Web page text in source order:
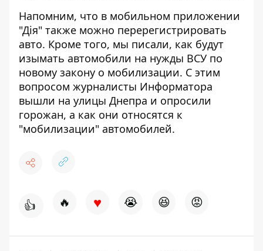
Напомним, что в мобильном приложении
"Дія" также можно перерегистрировать
авто. Кроме того, мы писали, как будут
изымать автомобили на нужды ВСУ по
новому закону о мобилизации. С этим
вопросом журналисты Информатора
вышли на улицы Днепра и опросили
горожан, а как они относятся к
"мобилизации" автомобилей.
👍 🔥 ♥ 😭 😆 😡